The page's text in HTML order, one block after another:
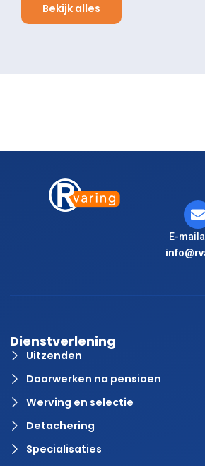
Bekijk alles
E-
Dienstverlening
Uitzenden
Doorwerken na pensioen
Werving en selectie
Detachering
Specialisaties